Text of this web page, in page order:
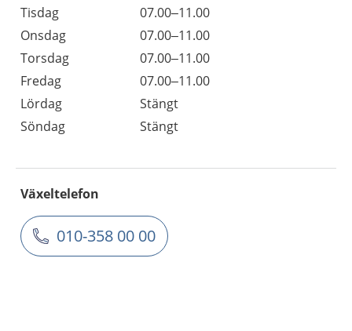
Tisdag
07.00–11.00
Onsdag
07.00–11.00
Torsdag
07.00–11.00
Fredag
07.00–11.00
Lördag
Stängt
Söndag
Stängt
Växeltelefon
010-358 00 00